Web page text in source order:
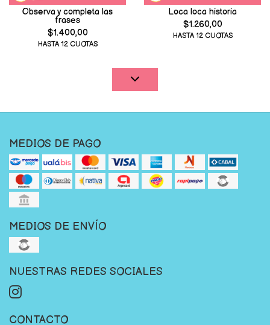
Observa y completa las
frases
$1.400,00
HASTA 12 CUOTAS
Loca loca historia
$1.260,00
HASTA 12 CUOTAS
MEDIOS DE PAGO
MEDIOS DE ENVÍO
NUESTRAS REDES SOCIALES
CONTACTO